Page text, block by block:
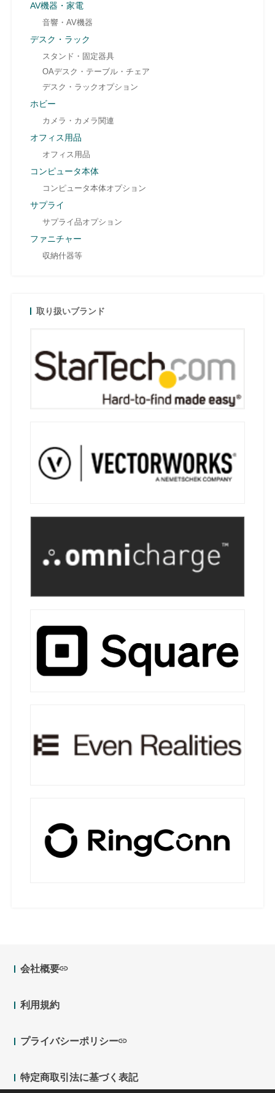
AV機器・家電
音響・AV機器
デスク・ラック
スタンド・固定器具
OAデスク・テーブル・チェア
デスク・ラックオプション
ホビー
カメラ・カメラ関連
オフィス用品
オフィス用品
コンピュータ本体
コンピュータ本体オプション
サプライ
サプライ品オプション
ファニチャー
収納什器等
取り扱いブランド
会社概要
利用規約
プライバシーポリシー
特定商取引法に基づく表記